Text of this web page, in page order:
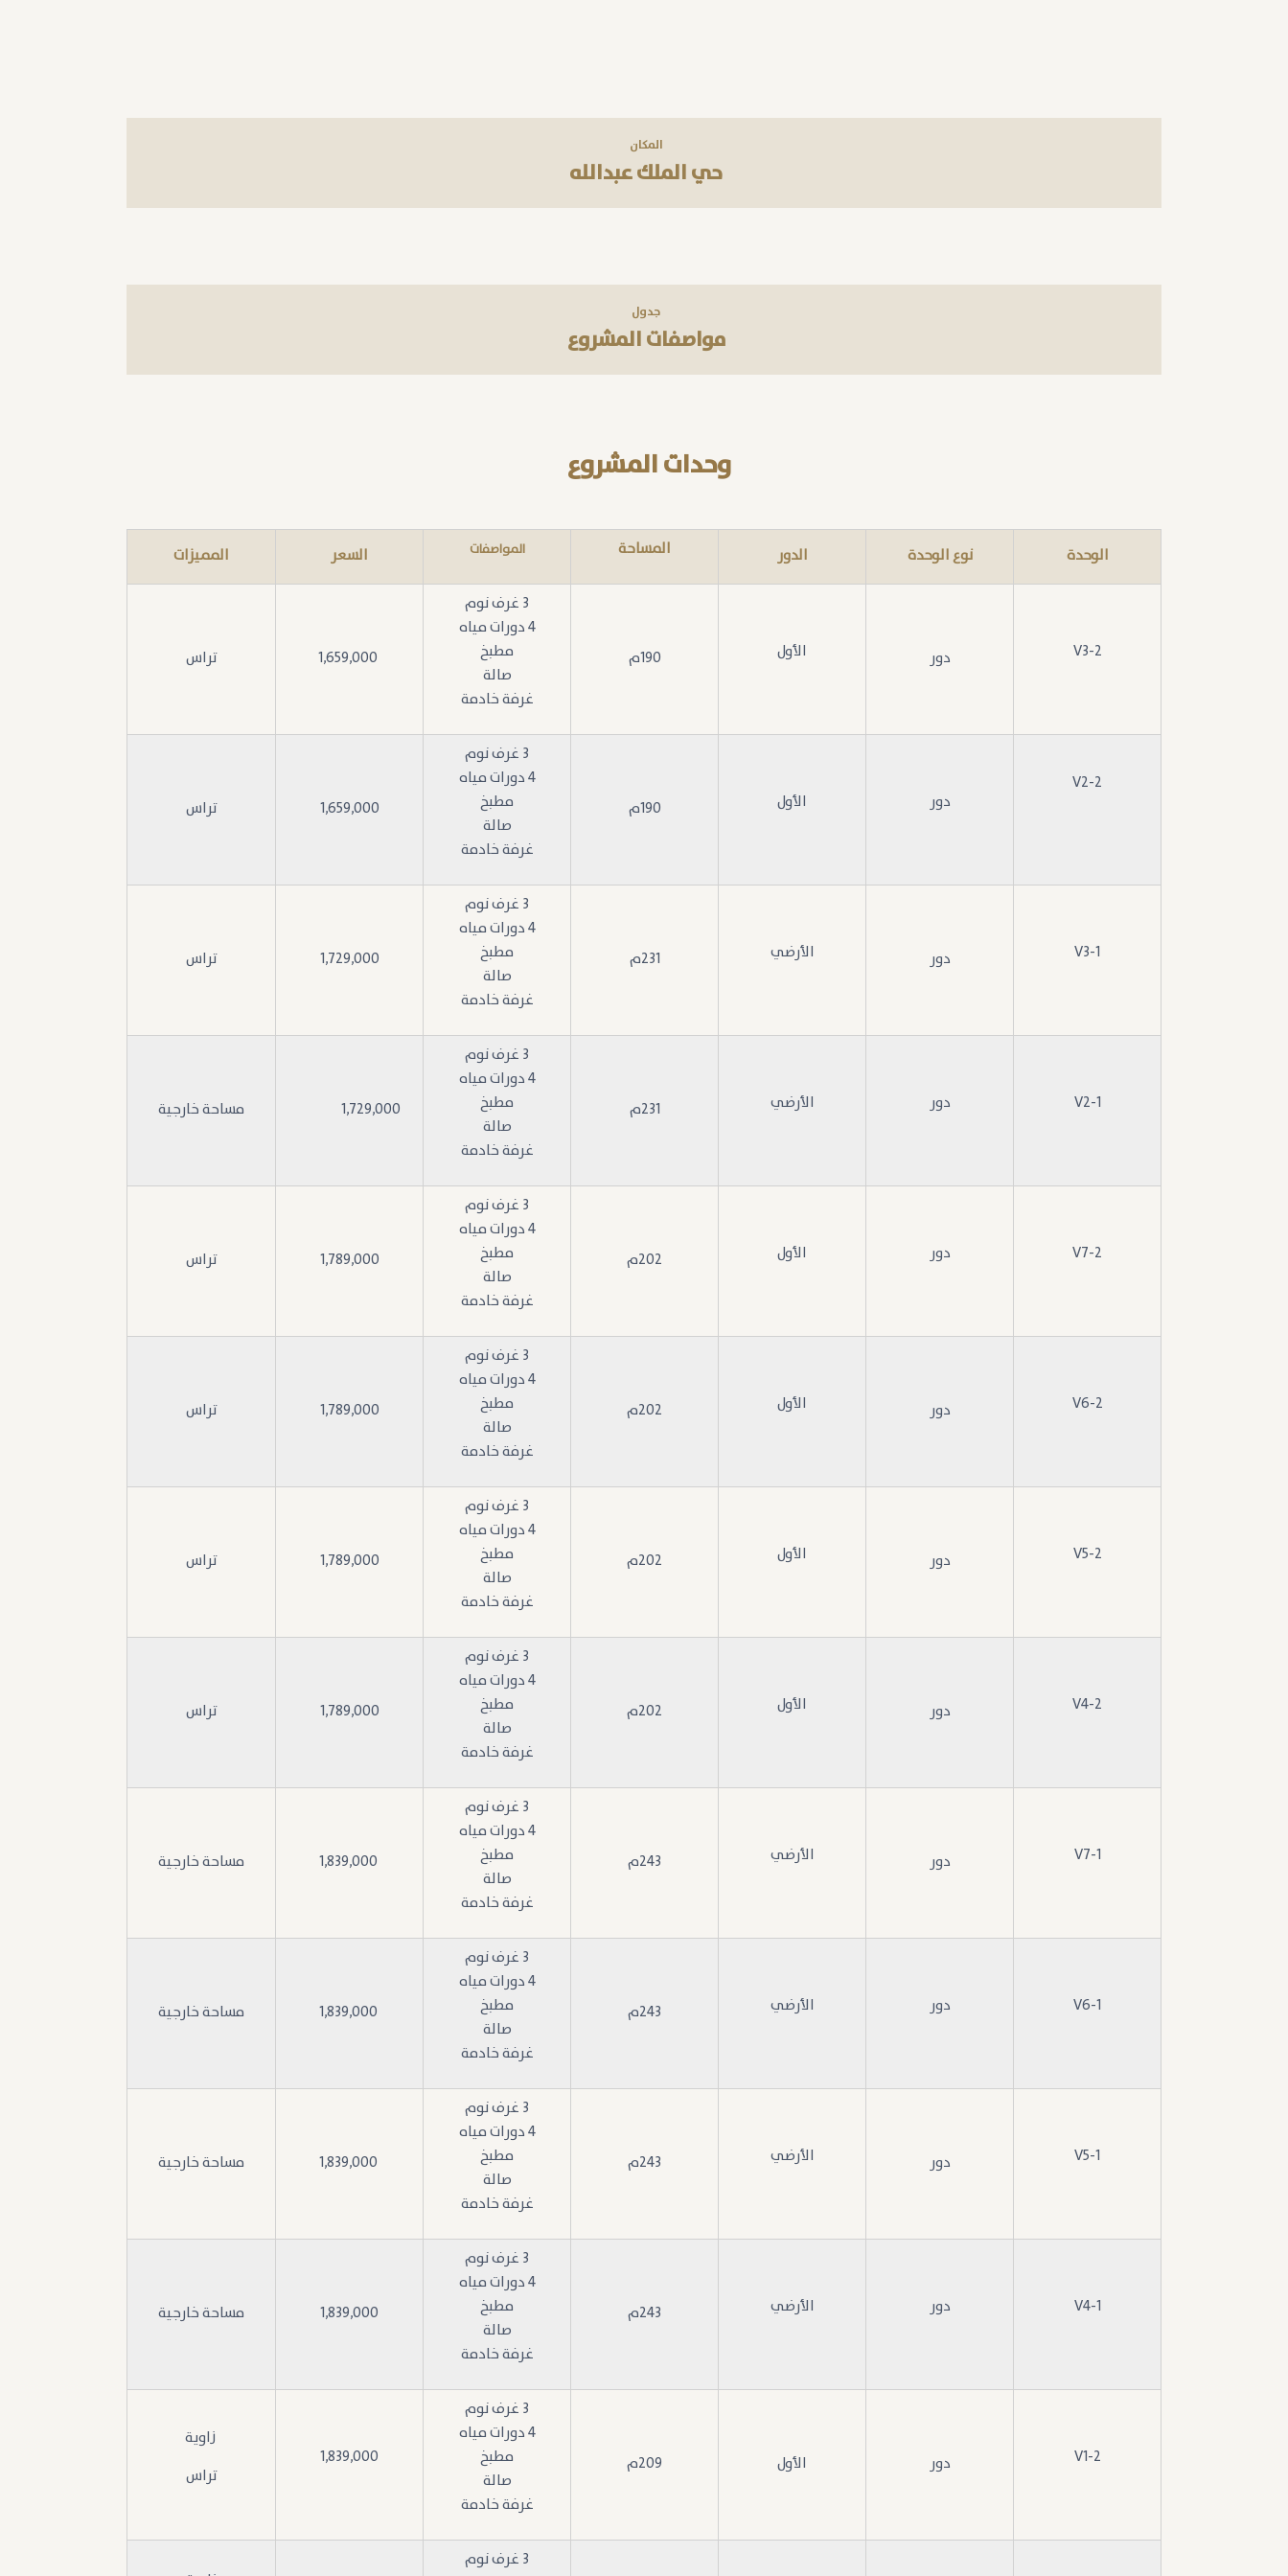
المكان
حي الملك عبدالله
جدول
مواصفات المشروع
وحدات المشروع
الوحدة نوع الوحدة الدور المساحة المواصفات السعر المميزات
V3-2 دور الأول 190م
3 غرف نوم
4 دورات مياه
مطبخ
صالة
غرفة خادمة
تراس
V2-2
دور
الأول 190م
3 غرف نوم
4 دورات مياه
مطبخ
صالة
غرفة خادمة
1,659,000 تراس
V3-1 دور الأرضي 231م
3 غرف نوم
4 دورات مياه
مطبخ
صالة
غرفة خادمة
1,729,000 تراس
V2-1 دور الأرضي 231م
3 غرف نوم
4 دورات مياه
مطبخ
صالة
غرفة خادمة
مساحة خارجية
V7-2 دور الأول 202م
3 غرف نوم
4 دورات مياه
مطبخ
صالة
غرفة خادمة
1,789,000 تراس
V6-2 دور الأول 202م
3 غرف نوم
4 دورات مياه
مطبخ
صالة
غرفة خادمة
1,789,000 تراس
V5-2 دور الأول 202م
3 غرف نوم
4 دورات مياه
مطبخ
صالة
غرفة خادمة
1,789,000 تراس
V4-2 دور الأول 202م
3 غرف نوم
4 دورات مياه
مطبخ
صالة
غرفة خادمة
1,789,000 تراس
V7-1 دور الأرضي 243م
3 غرف نوم
4 دورات مياه
مطبخ
صالة
غرفة خادمة
مساحة خارجية
V6-1 دور الأرضي 243م
3 غرف نوم
4 دورات مياه
مطبخ
صالة
غرفة خادمة
مساحة خارجية
V5-1 دور الأرضي 243م
3 غرف نوم
4 دورات مياه
مطبخ
صالة
غرفة خادمة
مساحة خارجية
V4-1 دور الأرضي 243م
3 غرف نوم
4 دورات مياه
مطبخ
صالة
غرفة خادمة
1,839,000 مساحة خارجية
V1-2 دور الأول 209م
3 غرف نوم
4 دورات مياه
مطبخ
صالة
غرفة خادمة
1,839,000
زاوية
تراس
3 غرف نوم